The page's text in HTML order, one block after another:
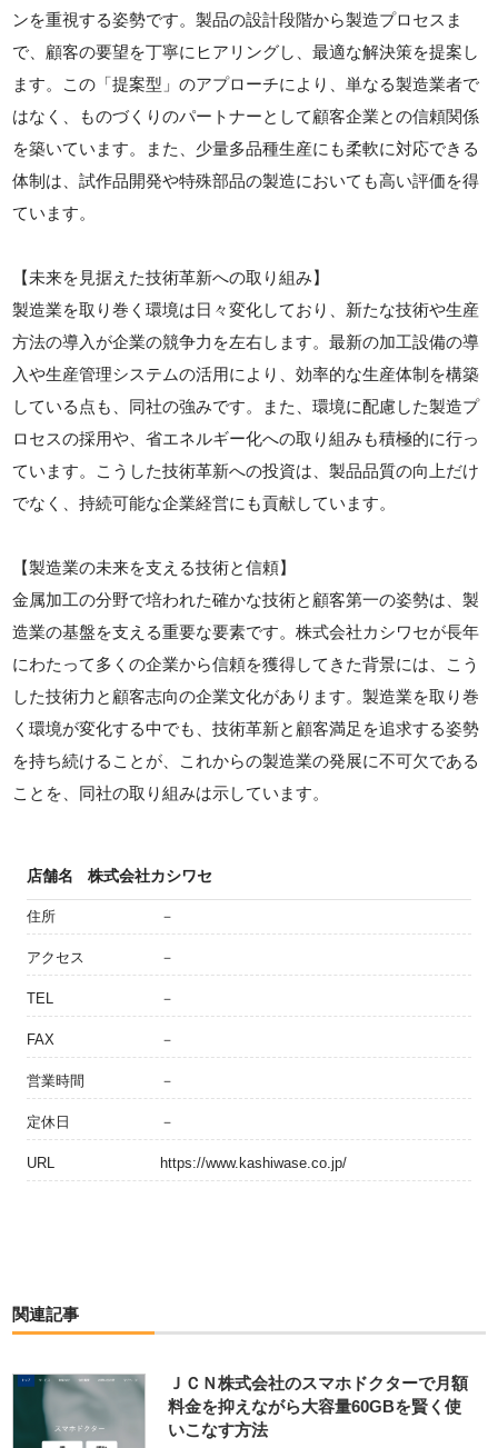
ンを重視する姿勢です。製品の設計段階から製造プロセスま
で、顧客の要望を丁寧にヒアリングし、最適な解決策を提案し
ます。この「提案型」のアプローチにより、単なる製造業者で
はなく、ものづくりのパートナーとして顧客企業との信頼関係
を築いています。また、少量多品種生産にも柔軟に対応できる
体制は、試作品開発や特殊部品の製造においても高い評価を得
ています。
【未来を見据えた技術革新への取り組み】
製造業を取り巻く環境は日々変化しており、新たな技術や生産
方法の導入が企業の競争力を左右します。最新の加工設備の導
入や生産管理システムの活用により、効率的な生産体制を構築
している点も、同社の強みです。また、環境に配慮した製造プ
ロセスの採用や、省エネルギー化への取り組みも積極的に行っ
ています。こうした技術革新への投資は、製品品質の向上だけ
でなく、持続可能な企業経営にも貢献しています。
【製造業の未来を支える技術と信頼】
金属加工の分野で培われた確かな技術と顧客第一の姿勢は、製
造業の基盤を支える重要な要素です。株式会社カシワセが長年
にわたって多くの企業から信頼を獲得してきた背景には、こう
した技術力と顧客志向の企業文化があります。製造業を取り巻
く環境が変化する中でも、技術革新と顧客満足を追求する姿勢
を持ち続けることが、これからの製造業の発展に不可欠である
ことを、同社の取り組みは示しています。
店舗名 株式会社カシワセ
住所 －
アクセス －
TEL －
FAX －
営業時間 －
定休日 －
URL https://www.kashiwase.co.jp/
関連記事
ＪＣＮ株式会社のスマホドクターで月額
料金を抑えながら大容量60GBを賢く使
いこなす方法